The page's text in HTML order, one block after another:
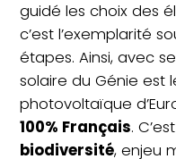
guidé les choix des
c’est l’exemplarité
étapes. Ainsi, avec
solaire du Génie est
photovoltaïque
100% Français.
biodiversité, enjeu